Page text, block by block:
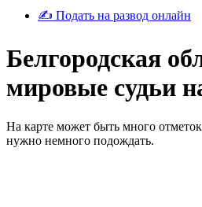
✍ Подать на развод онлайн
Белгородская
мировые судьи
На карте может быть много
нужно немного подождать.